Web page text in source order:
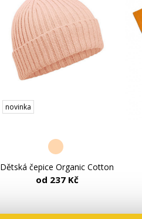
novinka
Dětská čepice Organic Cotton
od 237 Kč